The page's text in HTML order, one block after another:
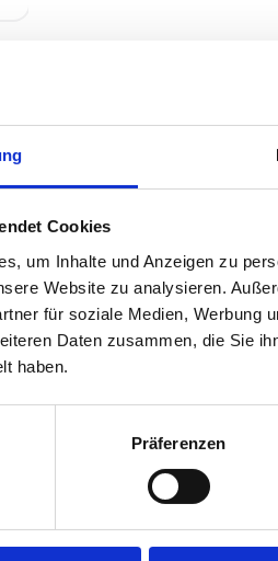
Cookies
um Inhalte und Anzeigen zu
Website zu analysieren.
für soziale Medien, Werbung
Daten zusammen, die Sie
haben.
Präferenzen